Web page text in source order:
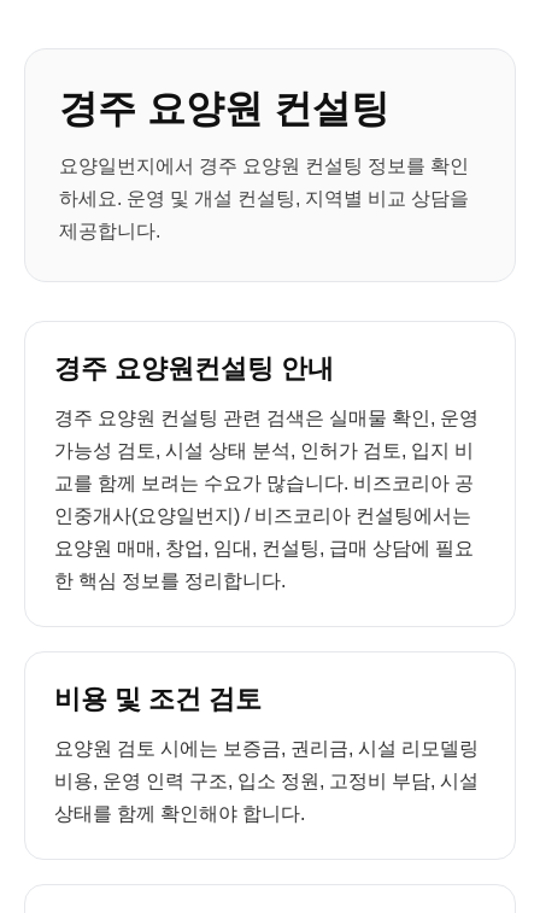
경주 요양원 컨설팅
요양일번지에서 경주 요양원 컨설팅 정보를 확인
하세요. 운영 및 개설 컨설팅, 지역별 비교 상담을
제공합니다.
경주 요양원컨설팅 안내
경주 요양원 컨설팅 관련 검색은 실매물 확인, 운영
가능성 검토, 시설 상태 분석, 인허가 검토, 입지 비
교를 함께 보려는 수요가 많습니다. 비즈코리아 공
인중개사(요양일번지) / 비즈코리아 컨설팅에서는
요양원 매매, 창업, 임대, 컨설팅, 급매 상담에 필요
한 핵심 정보를 정리합니다.
비용 및 조건 검토
요양원 검토 시에는 보증금, 권리금, 시설 리모델링
비용, 운영 인력 구조, 입소 정원, 고정비 부담, 시설
상태를 함께 확인해야 합니다.